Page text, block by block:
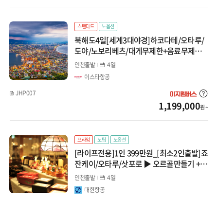
스탠다드 노옵션
북해도4일[세계3대야경]하코다테/오타루/
도야/노보리베츠/대게무제한+음료무제한
▶ 특급온천2박+시내1박
인천출발
4일
이스타항공
JHP007
1,199,000원 ~
프라임 노팁 노옵션
[라이프전용]1인 399만원_[최소2인출발]죠
잔케이/오타루/삿포로 ▶ 오르골만들기 +
가족맞춤여행
인천출발
4일
대한항공